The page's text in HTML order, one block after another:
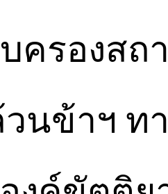
ครองสถ
นข้าฯ ท